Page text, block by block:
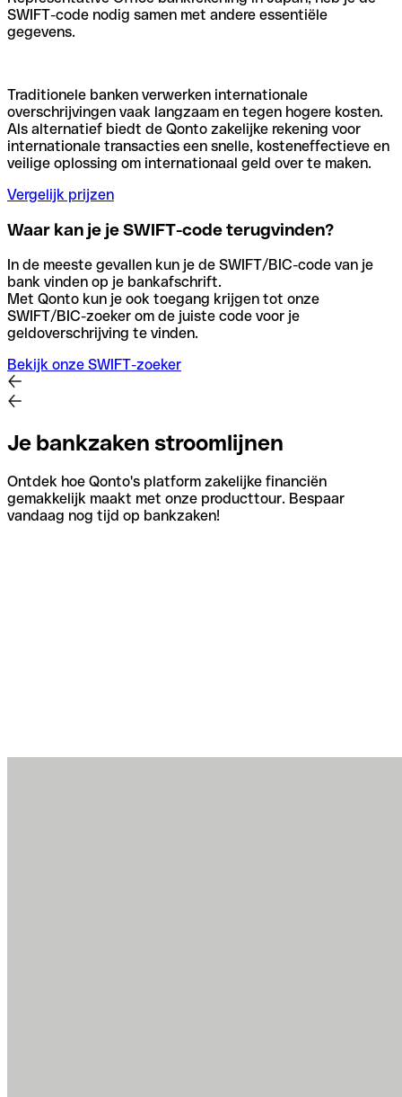
SWIFT-code nodig samen met andere essentiële
gegevens.
Traditionele banken verwerken internationale
overschrijvingen vaak langzaam en tegen hogere kosten.
Als alternatief biedt de Qonto zakelijke rekening voor
internationale transacties een snelle, kosteneffectieve en
veilige oplossing om internationaal geld over te maken.
Vergelijk prijzen
Waar kan je je SWIFT-code terugvinden?
In de meeste gevallen kun je de SWIFT/BIC-code van je
bank vinden op je bankafschrift.
Met Qonto kun je ook toegang krijgen tot onze
SWIFT/BIC-zoeker om de juiste code voor je
geldoverschrijving te vinden.
Bekijk onze SWIFT-zoeker
Je bankzaken stroomlijnen
Ontdek hoe Qonto's platform zakelijke financiën
gemakkelijk maakt met onze producttour. Bespaar
vandaag nog tijd op bankzaken!